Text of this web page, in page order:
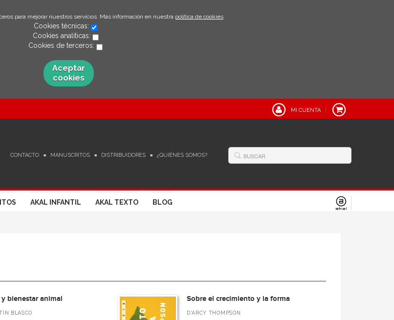
para mejorar nuestros servicios. Más información en nuestra política de cookies.
Cookies técnicas:
Cookies analíticas:
Cookies de terceros:
Aceptar
cookies
MI CUENTA
CONTACTO MANUSCRITOS DISTRIBUIDORES ¿QUIÉNES SOMOS?
AKAL INFANTIL AKAL TEXTO BLOG
y bienestar animal
BLASCO
Sobre el crecimiento y la forma
D'ARCY THOMPSON